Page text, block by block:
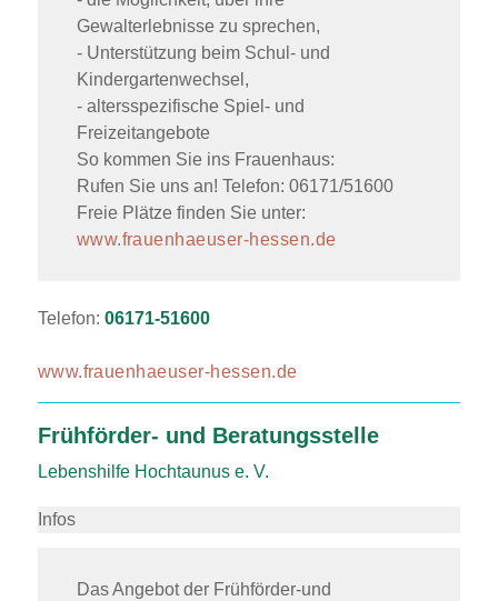
Gewalterlebnisse zu sprechen,
- Unterstützung beim Schul- und
Kindergartenwechsel,
- altersspezifische Spiel- und
Freizeitangebote
So kommen Sie ins Frauenhaus:
Rufen Sie uns an! Telefon: 06171/51600
Freie Plätze finden Sie unter:
www.frauenhaeuser-hessen.de
Telefon: 06171-51600
www.frauenhaeuser-hessen.de
Frühförder- und Beratungsstelle
Lebenshilfe Hochtaunus e. V.
Infos
Das Angebot der Frühförder-und